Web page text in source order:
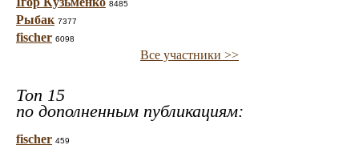
8485
Рыбак 7377
fischer 6098
Все участники >>
Топ 15
по дополненным публикациям:
fischer 459